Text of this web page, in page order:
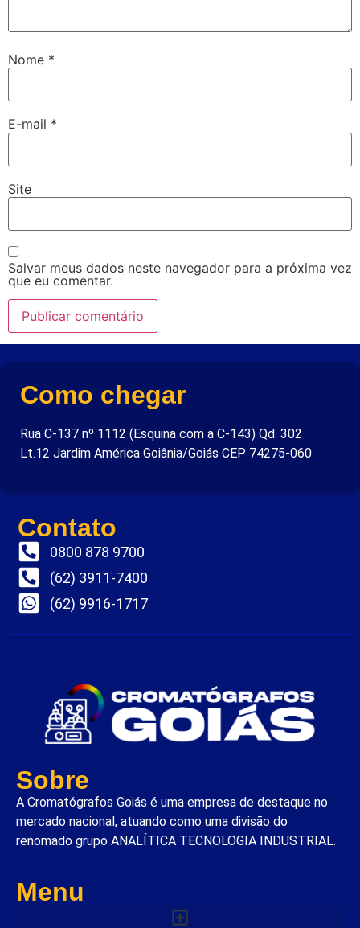
Nome *
E-mail *
Site
Salvar meus dados neste navegador para a próxima vez
que eu comentar.
Como chegar
Rua C-137 nº 1112 (Esquina com a C-143) Qd. 302
Lt.12 Jardim América Goiânia/Goiás CEP 74275-060
Contato
0800 878 9700
(62) 3911-7400
(62) 9916-1717
Sobre
A Cromatógrafos Goiás é uma empresa de destaque no
mercado nacional, atuando como uma divisão do
renomado grupo ANALÍTICA TECNOLOGIA INDUSTRIAL.
Menu